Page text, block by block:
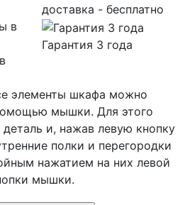
доставка - бесплатно
Гарантия 3 года
элементы шкафа можно
мышки. Для этого
деталь и, нажав левую кнопку
полки и перегородки
нажатием на них левой
мышки.